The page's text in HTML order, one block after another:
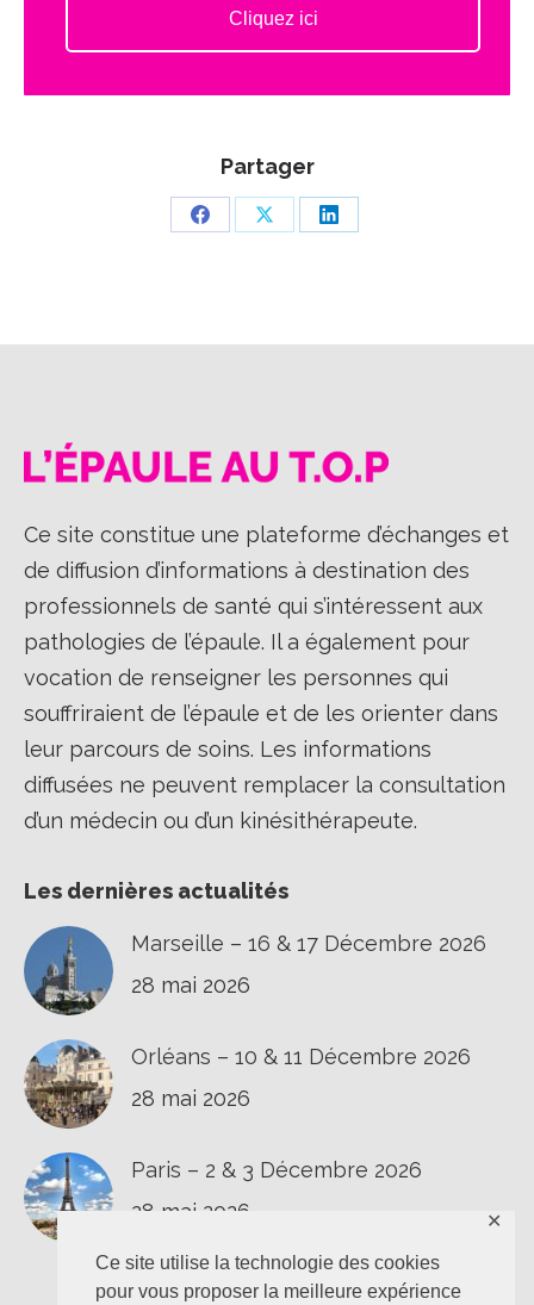
Ce site utilise la technologie des cookies
pour vous proposer la meilleure expérience
✕
Cliquez ici
Partager
PartagerPartagerPartager
Ce site constitue une plateforme d’échanges et
de diffusion d’informations à destination des
professionnels de santé qui s’intéressent aux
pathologies de l’épaule. Il a également pour
vocation de renseigner les personnes qui
souffriraient de l’épaule et de les orienter dans
leur parcours de soins. Les informations
diffusées ne peuvent remplacer la consultation
d’un médecin ou d’un kinésithérapeute.
Les dernières actualités
Marseille – 16 & 17 Décembre 2026
28 mai 2026
Orléans – 10 & 11 Décembre 2026
28 mai 2026
Paris – 2 & 3 Décembre 2026
28 mai 2026